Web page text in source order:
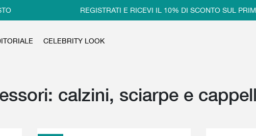
REGISTRATI E RICEVI IL 10% DI SCONTO SUL PRIMO
CELEBRITY LOOK
calzini, sciarpe e